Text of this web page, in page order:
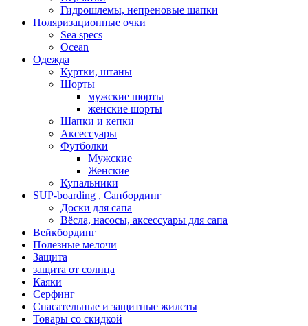
Гидрошлемы, непреновые шапки
Поляризационные очки
Sea specs
Ocean
Одежда
Куртки, штаны
Шорты
мужские шорты
женские шорты
Шапки и кепки
Аксессуары
Футболки
Мужские
Женские
Купальники
SUP-boarding , Сапбординг
Доски для сапа
Вёсла, насосы, аксессуары для сапа
Вейкбординг
Полезные мелочи
Защита
защита от солнца
Каяки
Серфинг
Спасательные и защитные жилеты
Товары со скидкой